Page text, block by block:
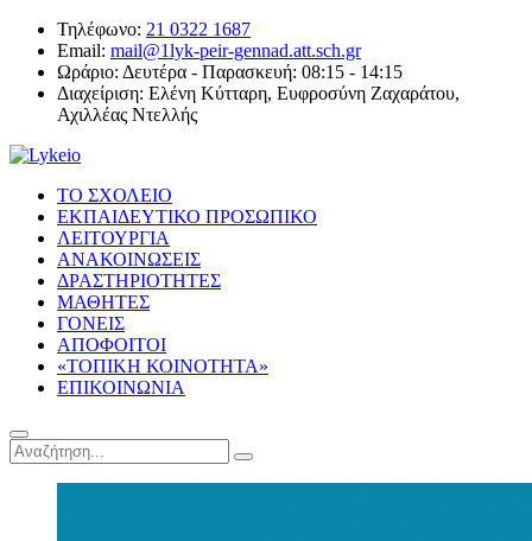
Τηλέφωνο: 21 0322 1687
Email: mail@1lyk-peir-gennad.att.sch.gr
Ωράριο: Δευτέρα - Παρασκευή: 08:15 - 14:15
Διαχείριση: Ελένη Κύτταρη, Ευφροσύνη Ζαχαράτου,
Αχιλλέας Ντελλής
ΤΟ ΣΧΟΛΕΙΟ
ΕΚΠΑΙΔΕΥΤΙΚΟ ΠΡΟΣΩΠΙΚΟ
ΛΕΙΤΟΥΡΓΙΑ
ΑΝΑΚΟΙΝΩΣΕΙΣ
ΔΡΑΣΤΗΡΙΟΤΗΤΕΣ
ΜΑΘΗΤΕΣ
ΓΟΝΕΙΣ
ΑΠΟΦΟΙΤΟΙ
«ΤΟΠΙΚΗ ΚΟΙΝΟΤΗΤΑ»
ΕΠΙΚΟΙΝΩΝΙΑ